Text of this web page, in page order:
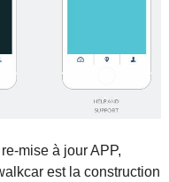
mise à jour APP,
est la construction